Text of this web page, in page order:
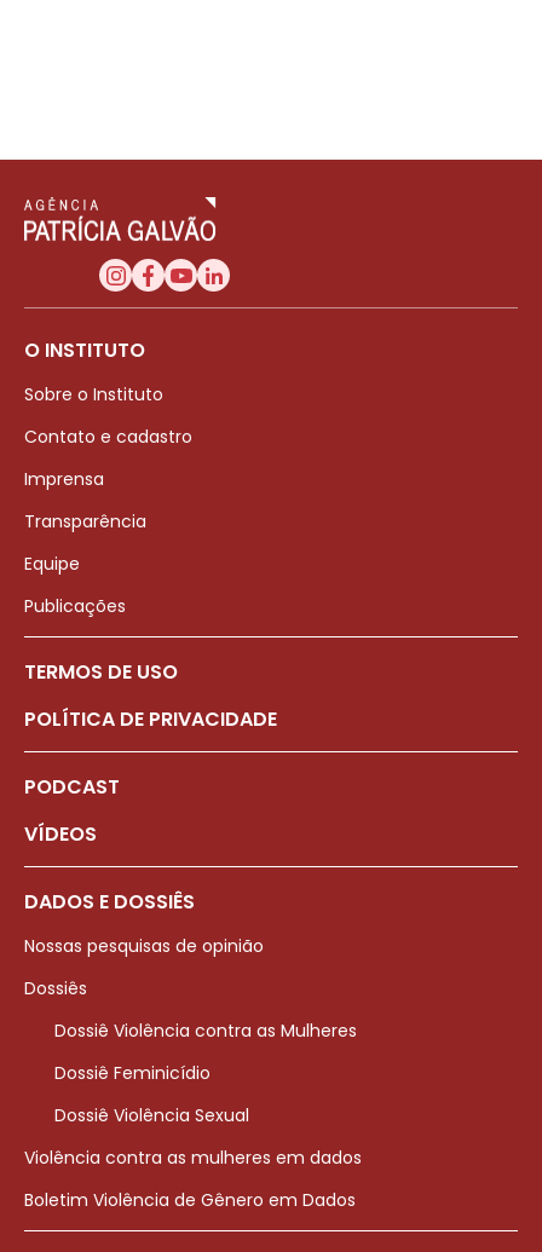
O INSTITUTO
Sobre o Instituto
Contato e cadastro
Imprensa
Transparência
Equipe
Publicações
TERMOS DE USO
POLÍTICA DE PRIVACIDADE
PODCAST
VÍDEOS
DADOS E DOSSIÊS
Nossas pesquisas de opinião
Dossiês
Dossiê Violência contra as Mulheres
Dossiê Feminicídio
Dossiê Violência Sexual
Violência contra as mulheres em dados
Boletim Violência de Gênero em Dados